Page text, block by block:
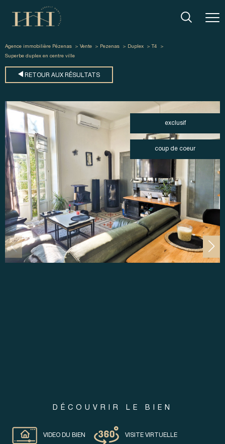
Agence immobilière Pézenas Vente Pezenas Duplex T4
Superbe duplex en centre ville
RETOUR AUX RÉSULTATS
exclusif
coup de coeur
DÉCOUVRIR LE BIEN
VIDEO DU BIEN VISITE VIRTUELLE